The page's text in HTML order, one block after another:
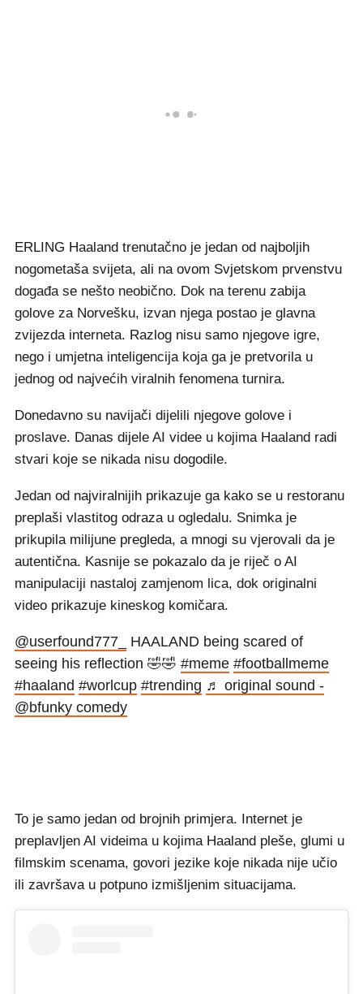
ERLING Haaland trenutačno je jedan od najboljih
nogometaša svijeta, ali na ovom Svjetskom prvenstvu
događa se nešto neobično. Dok na terenu zabija
golove za Norvešku, izvan njega postao je glavna
zvijezda interneta. Razlog nisu samo njegove igre,
nego i umjetna inteligencija koja ga je pretvorila u
jednog od najvećih viralnih fenomena turnira.
Donedavno su navijači dijelili njegove golove i
proslave. Danas dijele AI videe u kojima Haaland radi
stvari koje se nikada nisu dogodile.
Jedan od najviralnijih prikazuje ga kako se u restoranu
preplaši vlastitog odraza u ogledalu. Snimka je
prikupila milijune pregleda, a mnogi su vjerovali da je
autentična. Kasnije se pokazalo da je riječ o AI
manipulaciji nastaloj zamjenom lica, dok originalni
video prikazuje kineskog komičara.
@userfound777_
HAALAND being scared of
seeing his reflection 🤣🤣 #meme #footballmeme
#haaland #worlcup #trending ♬ original sound -
@bfunky comedy
To je samo jedan od brojnih primjera. Internet je
preplavljen AI videima u kojima Haaland pleše, glumi u
filmskim scenama, govori jezike koje nikada nije učio
ili završava u potpuno izmišljenim situacijama.